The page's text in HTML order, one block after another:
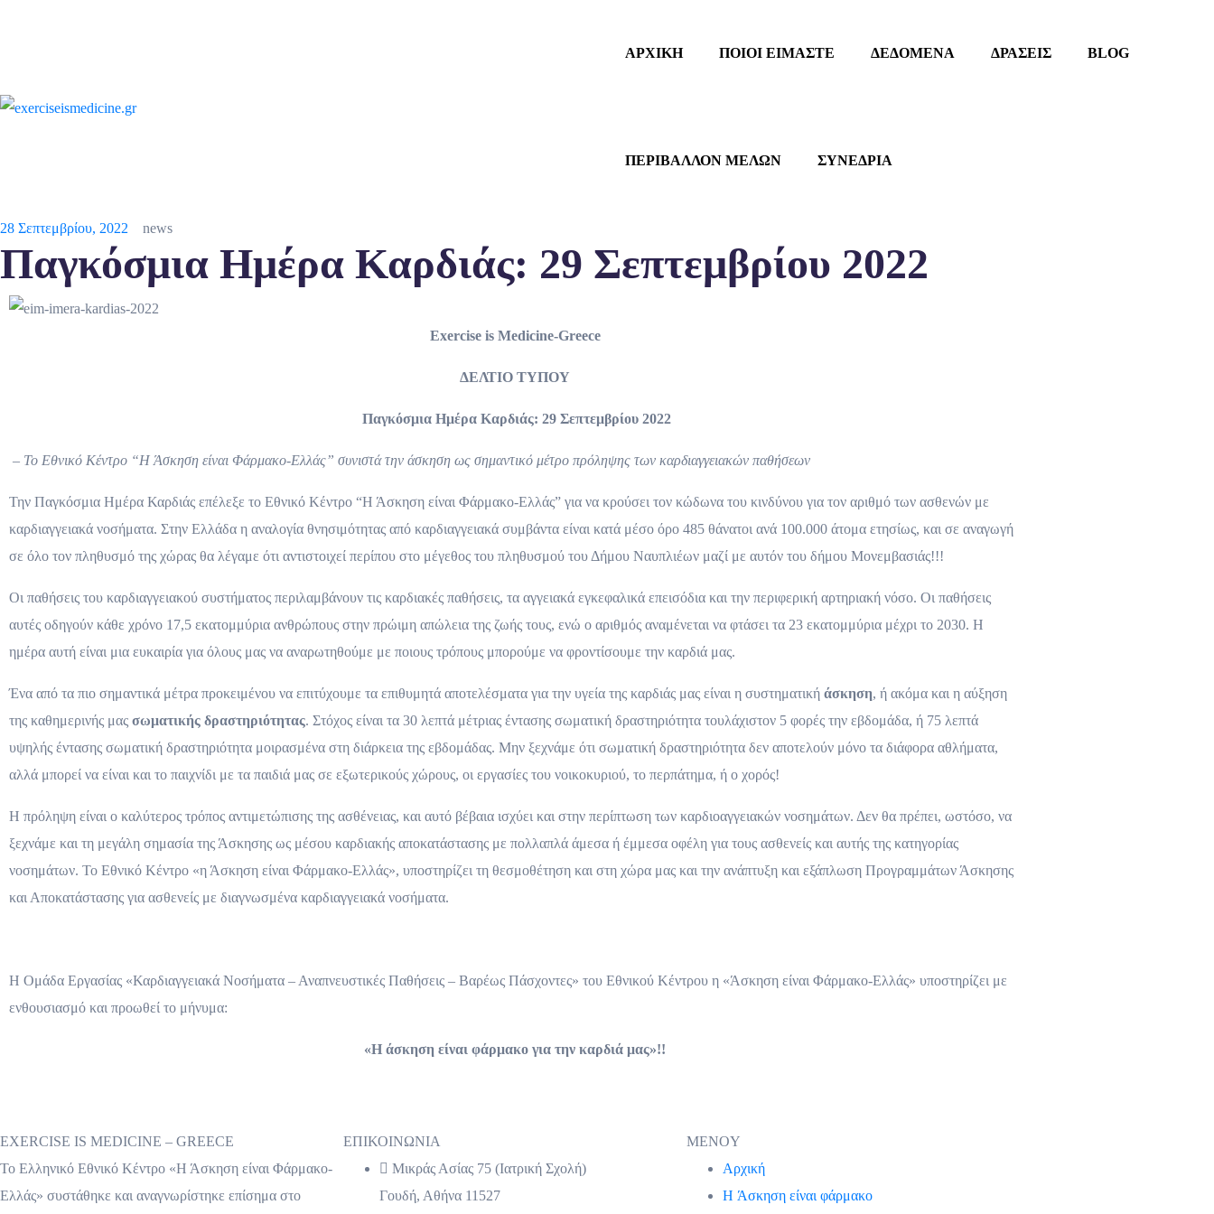
ΑΡΧΙΚΗ ΠΟΙΟΙ ΕΙΜΑΣΤΕ ΔΕΔΟΜΕΝΑ ΔΡΑΣΕΙΣ BLOG
ΠΕΡΙΒΑΛΛΟΝ ΜΕΛΩΝ ΣΥΝΕΔΡΙΑ
28 Σεπτεμβρίου, 2022 news
Παγκόσμια Ημέρα Καρδιάς: 29 Σεπτεμβρίου 2022
Exercise is Medicine-Greece
ΔΕΛΤΙΟ ΤΥΠΟΥ
Παγκόσμια Ημέρα Καρδιάς: 29 Σεπτεμβρίου 2022
– Το Εθνικό Κέντρο “Η Άσκηση είναι Φάρμακο-Ελλάς” συνιστά την άσκηση ως σημαντικό μέτρο πρόληψης των καρδιαγγειακών παθήσεων
Την Παγκόσμια Ημέρα Καρδιάς επέλεξε το Εθνικό Κέντρο “Η Άσκηση είναι Φάρμακο-Ελλάς” για να κρούσει τον κώδωνα του κινδύνου για τον αριθμό των ασθενών με
καρδιαγγειακά νοσήματα. Στην Ελλάδα η αναλογία θνησιμότητας από καρδιαγγειακά συμβάντα είναι κατά μέσο όρο 485 θάνατοι ανά 100.000 άτομα ετησίως, και σε αναγωγή
σε όλο τον πληθυσμό της χώρας θα λέγαμε ότι αντιστοιχεί περίπου στο μέγεθος του πληθυσμού του Δήμου Ναυπλιέων μαζί με αυτόν του δήμου Μονεμβασιάς!!!
Οι παθήσεις του καρδιαγγειακού συστήματος περιλαμβάνουν τις καρδιακές παθήσεις, τα αγγειακά εγκεφαλικά επεισόδια και την περιφερική αρτηριακή νόσο. Οι παθήσεις
αυτές οδηγούν κάθε χρόνο 17,5 εκατομμύρια ανθρώπους στην πρώιμη απώλεια της ζωής τους, ενώ ο αριθμός αναμένεται να φτάσει τα 23 εκατομμύρια μέχρι το 2030. Η
ημέρα αυτή είναι μια ευκαιρία για όλους μας να αναρωτηθούμε με ποιους τρόπους μπορούμε να φροντίσουμε την καρδιά μας.
Ένα από τα πιο σημαντικά μέτρα προκειμένου να επιτύχουμε τα επιθυμητά αποτελέσματα για την υγεία της καρδιάς μας είναι η συστηματική άσκηση, ή ακόμα και η αύξηση
της καθημερινής μας σωματικής δραστηριότητας. Στόχος είναι τα 30 λεπτά μέτριας έντασης σωματική δραστηριότητα τουλάχιστον 5 φορές την εβδομάδα, ή 75 λεπτά
υψηλής έντασης σωματική δραστηριότητα μοιρασμένα στη διάρκεια της εβδομάδας. Μην ξεχνάμε ότι σωματική δραστηριότητα δεν αποτελούν μόνο τα διάφορα αθλήματα,
αλλά μπορεί να είναι και το παιχνίδι με τα παιδιά μας σε εξωτερικούς χώρους, οι εργασίες του νοικοκυριού, το περπάτημα, ή ο χορός!
Η πρόληψη είναι ο καλύτερος τρόπος αντιμετώπισης της ασθένειας, και αυτό βέβαια ισχύει και στην περίπτωση των καρδιοαγγειακών νοσημάτων. Δεν θα πρέπει, ωστόσο, να
ξεχνάμε και τη μεγάλη σημασία της Άσκησης ως μέσου καρδιακής αποκατάστασης με πολλαπλά άμεσα ή έμμεσα οφέλη για τους ασθενείς και αυτής της κατηγορίας
νοσημάτων. Το Εθνικό Κέντρο «η Άσκηση είναι Φάρμακο-Ελλάς», υποστηρίζει τη θεσμοθέτηση και στη χώρα μας και την ανάπτυξη και εξάπλωση Προγραμμάτων Άσκησης
και Αποκατάστασης για ασθενείς με διαγνωσμένα καρδιαγγειακά νοσήματα.
Η Ομάδα Εργασίας «Καρδιαγγειακά Νοσήματα – Αναπνευστικές Παθήσεις – Βαρέως Πάσχοντες» του Εθνικού Κέντρου η «Άσκηση είναι Φάρμακο-Ελλάς» υποστηρίζει με
ενθουσιασμό και προωθεί το μήνυμα:
«Η άσκηση είναι φάρμακο για την καρδιά μας»!!
EXERCISE IS MEDICINE – GREECE
Το Ελληνικό Εθνικό Κέντρο «Η Άσκηση είναι Φάρμακο-
Ελλάς» συστάθηκε και αναγνωρίστηκε επίσημα στο
ΕΠΙΚΟΙΝΩΝΙΑ
Μικράς Ασίας 75 (Ιατρική Σχολή)
Γουδή, Αθήνα 11527
MENOY
Αρχική
H Άσκηση είναι φάρμακο